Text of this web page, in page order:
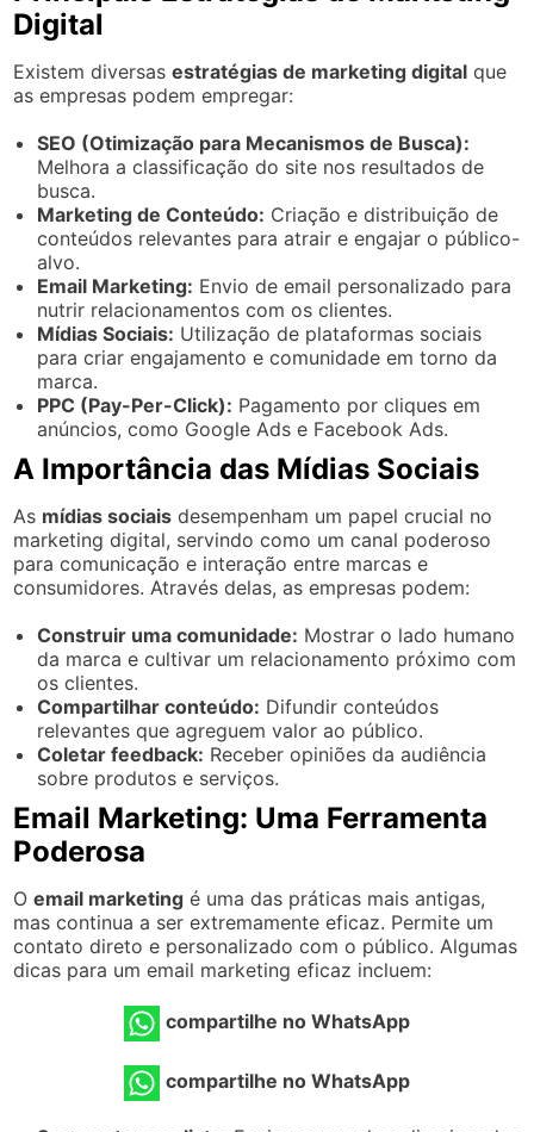
Digital
Existem diversasestratégias de marketing digital que
as empresas podem empregar:
SEO (Otimização para Mecanismos de Busca):
Melhora a classificação do site nos resultados de
busca.
Marketing de Conteúdo: Criação e distribuição de
conteúdos relevantes para atrair e engajar o público-
alvo.
Email Marketing: Envio de email personalizado para
nutrir relacionamentos com os clientes.
Mídias Sociais: Utilização de plataformas sociais
para criar engajamento e comunidade em torno da
marca.
PPC (Pay-Per-Click): Pagamento por cliques em
anúncios, como Google Ads e Facebook Ads.
A Importância das Mídias Sociais
As mídias sociais desempenham um papel crucial no
marketing digital, servindo como um canal poderoso
para comunicação e interação entre marcas e
consumidores. Através delas, as empresas podem:
Construir uma comunidade: Mostrar o lado humano
da marca e cultivar um relacionamento próximo com
os clientes.
Compartilhar conteúdo: Difundir conteúdos
relevantes que agreguem valor ao público.
Coletar feedback: Receber opiniões da audiência
sobre produtos e serviços.
Email Marketing: Uma Ferramenta
Poderosa
Oemail marketing é uma das práticas mais antigas,
mas continua a ser extremamente eficaz. Permite um
contato direto e personalizado com o público. Algumas
dicas para um email marketing eficaz incluem:
compartilhe no WhatsApp
compartilhe no WhatsApp